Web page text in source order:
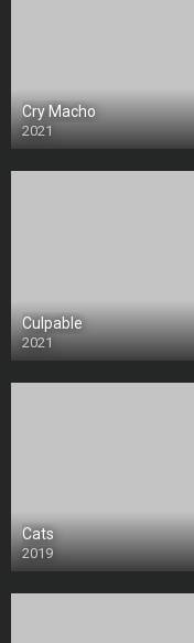
Cry Macho
2021
Culpable
2021
Cats
2019